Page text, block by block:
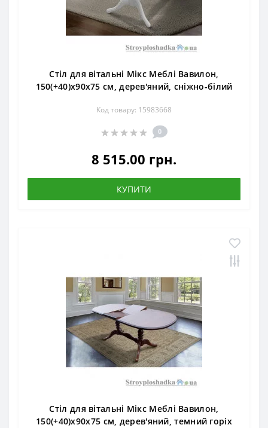
Стіл для вітальні Мікс Меблі Вавилон,
150(+40)x90x75 см, дерев'яний, сніжно-білий
Код товару: 15983668
0
8 515.00 грн.
КУПИТИ
Стіл для вітальні Мікс Меблі Вавилон,
150(+40)x90x75 см, дерев'яний, темний горіх